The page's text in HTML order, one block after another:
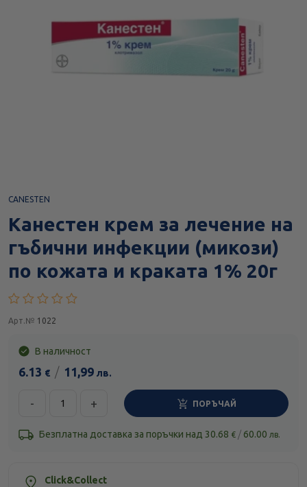
CANESTEN
Канестен крем за лечение на
гъбични инфекции (микози)
по кожата и краката 1% 20г
Арт.№ 1022
В наличност
6.13 € / 11,99 лв.
- + ПОРЪЧАЙ
Безплатна доставка за поръчки над 30.68 € / 60.00 лв.
Click&Collect